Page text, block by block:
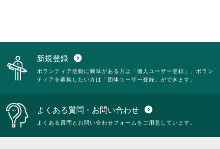
新規登録 expand_circle_down
ボランティア活動に興味がある方は「個人ユーザー登録」、ボラン
ティアを募集したい方は「団体ユーザー登録」ができます。
よくある質問・お問い合わせ expand_circle_down
よくある質問とお問い合わせフォームをご用意しています。